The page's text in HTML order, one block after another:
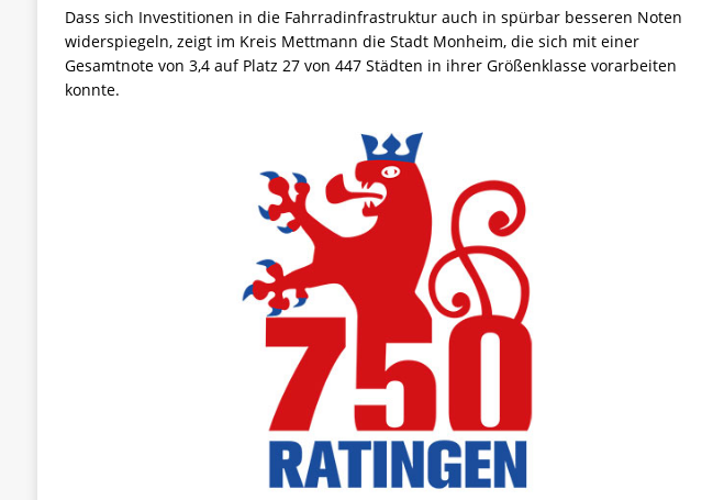
Dass sich Investitionen in die Fahrradinfrastruktur auch in spürbar besseren Noten
widerspiegeln, zeigt im Kreis Mettmann die Stadt Monheim, die sich mit einer
Gesamtnote von 3,4 auf Platz 27 von 447 Städten in ihrer Größenklasse vorarbeiten
konnte.